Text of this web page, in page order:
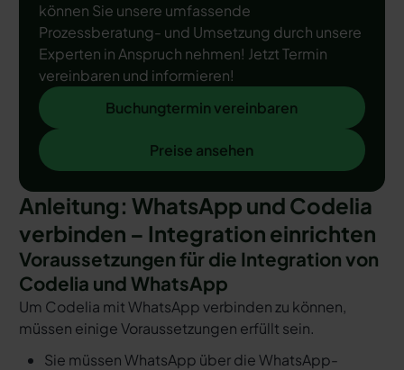
können Sie unsere umfassende
Prozessberatung- und Umsetzung durch unsere
Experten in Anspruch nehmen! Jetzt Termin
vereinbaren und informieren!
Buchungtermin vereinbaren
Buchungtermin vereinbaren
Preise ansehen
Preise ansehen
Anleitung: WhatsApp und Codelia
verbinden – Integration einrichten
Voraussetzungen für die Integration von
Codelia und WhatsApp
Um Codelia mit WhatsApp verbinden zu können,
müssen einige Voraussetzungen erfüllt sein.
Sie müssen WhatsApp über die WhatsApp-